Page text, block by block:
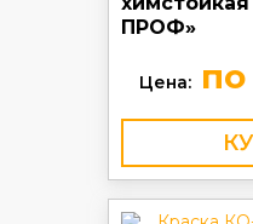
ПРОФ»
Цена:по